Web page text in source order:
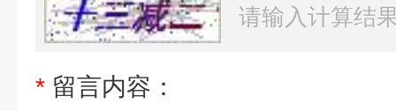
* 留言内容：